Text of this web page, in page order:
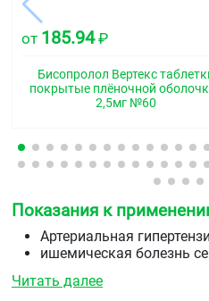
от 185.94₽
Бисопролол Вертекс
покрытые плёночной
2,5мг №60
Показания к
Артериальная
ишемическая болезнь
Читать далее